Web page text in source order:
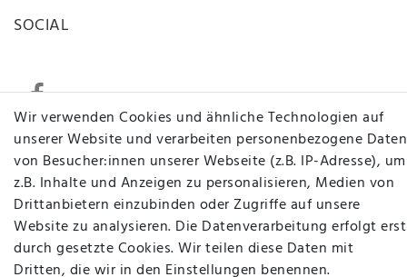
SOCIAL
Betten Seifert – Ihr Fachgeschäft für Betten,
Matratzen, Bettwaren & mehr in Ibbenbüren. Sie
möchten richtig gut schlafen, legen Wert auf
qualitativ hochwertige Produkte und eine solide
Fachberatung für Matratzen und andere
Wir verwenden Cookies und ähnliche Technologien auf
unserer Website und verarbeiten personenbezogene Daten
von Besucher:innen unserer Webseite (z.B. IP-Adresse), um
z.B. Inhalte und Anzeigen zu personalisieren, Medien von
Drittanbietern einzubinden oder Zugriffe auf unsere
Website zu analysieren. Die Datenverarbeitung erfolgt erst
durch gesetzte Cookies. Wir teilen diese Daten mit
Dritten, die wir in den Einstellungen benennen.